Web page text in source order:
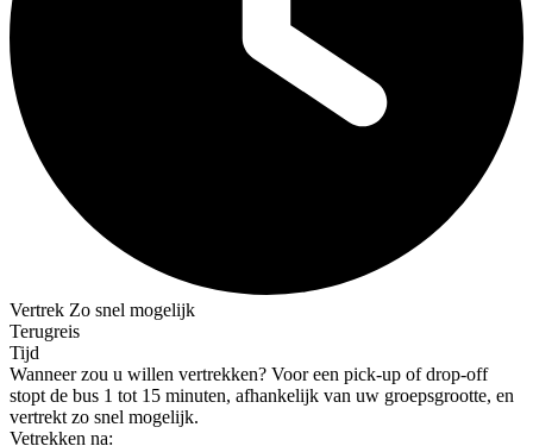
Vertrek Zo snel mogelijk
Terugreis
Tijd
Wanneer zou u willen vertrekken? Voor een pick-up of drop-off
stopt de bus 1 tot 15 minuten, afhankelijk van uw groepsgrootte, en
vertrekt zo snel mogelijk.
Vetrekken na: